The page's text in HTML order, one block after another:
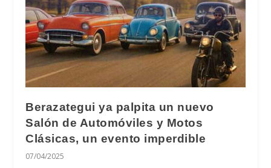
Berazategui ya palpita un nuevo
Salón de Automóviles y Motos
Clásicas, un evento imperdible
07/04/2025